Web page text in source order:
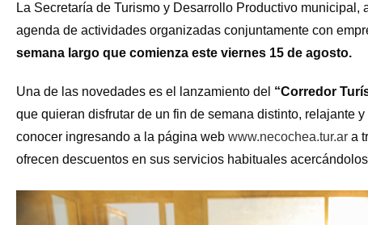
La Secretaría de Turismo y Desarrollo Productivo municipal,
agenda de actividades organizadas conjuntamente con
semana largo que comienza este viernes 15 de agosto.
Una de las novedades es el lanzamiento del “Corredor
que quieran disfrutar de un fin de semana distinto, relajante
conocer ingresando a la página web www.necochea.tur.ar a
ofrecen descuentos en sus servicios habituales